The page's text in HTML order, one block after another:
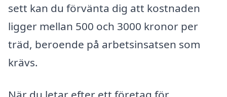
sett kan du förvänta dig att kostnaden
ligger mellan 500 och 3000 kronor per
träd, beroende på arbetsinsatsen som
krävs.